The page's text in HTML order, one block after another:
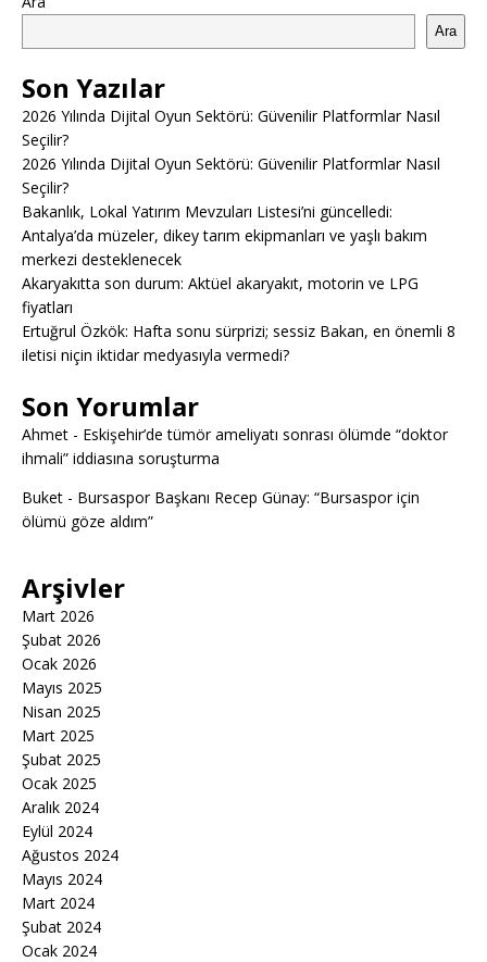
Ara
Son Yazılar
2026 Yılında Dijital Oyun Sektörü: Güvenilir Platformlar Nasıl
Seçilir?
2026 Yılında Dijital Oyun Sektörü: Güvenilir Platformlar Nasıl
Seçilir?
Bakanlık, Lokal Yatırım Mevzuları Listesi’ni güncelledi:
Antalya’da müzeler, dikey tarım ekipmanları ve yaşlı bakım
merkezi desteklenecek
Akaryakıtta son durum: Aktüel akaryakıt, motorin ve LPG
fiyatları
Ertuğrul Özkök: Hafta sonu sürprizi; sessiz Bakan, en önemli 8
iletisi niçin iktidar medyasıyla vermedi?
Son Yorumlar
Ahmet - Eskişehir’de tümör ameliyatı sonrası ölümde “doktor
ihmali” iddiasına soruşturma
Buket - Bursaspor Başkanı Recep Günay: “Bursaspor için
ölümü göze aldım”
Arşivler
Mart 2026
Şubat 2026
Ocak 2026
Mayıs 2025
Nisan 2025
Mart 2025
Şubat 2025
Ocak 2025
Aralık 2024
Eylül 2024
Ağustos 2024
Mayıs 2024
Mart 2024
Şubat 2024
Ocak 2024